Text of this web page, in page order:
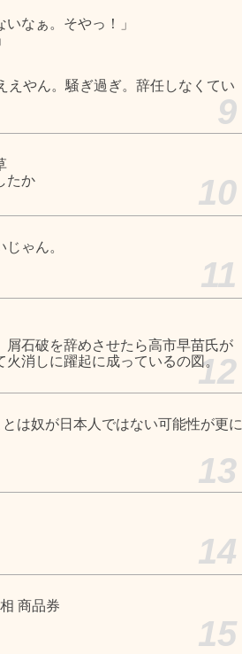
なぁ。そやっ！」
えやん。騒ぎ過ぎ。辞任しなくてい
9
たか
10
ゃん。
11
石破を辞めさせたら高市早苗氏が
消しに躍起に成っているの図。12
は奴が日本人ではない可能性が更に
13
14
商品券
15